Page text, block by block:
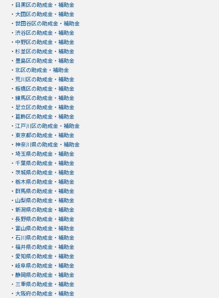
・ 目黒区の助成金・補助金
・ 大田区の助成金・補助金
・ 世田谷区の助成金・補助金
・ 渋谷区の助成金・補助金
・ 中野区の助成金・補助金
・ 杉並区の助成金・補助金
・ 豊島区の助成金・補助金
・ 北区の助成金・補助金
・ 荒川区の助成金・補助金
・ 板橋区の助成金・補助金
・ 練馬区の助成金・補助金
・ 足立区の助成金・補助金
・ 葛飾区の助成金・補助金
・ 江戸川区の助成金・補助金
・ 東京都の助成金・補助金
・ 神奈川県の助成金・補助金
・ 埼玉県の助成金・補助金
・ 千葉県の助成金・補助金
・ 茨城県の助成金・補助金
・ 栃木県の助成金・補助金
・ 群馬県の助成金・補助金
・ 山梨県の助成金・補助金
・ 新潟県の助成金・補助金
・ 長野県の助成金・補助金
・ 富山県の助成金・補助金
・ 石川県の助成金・補助金
・ 福井県の助成金・補助金
・ 愛知県の助成金・補助金
・ 岐阜県の助成金・補助金
・ 静岡県の助成金・補助金
・ 三重県の助成金・補助金
・ 大阪府の助成金・補助金